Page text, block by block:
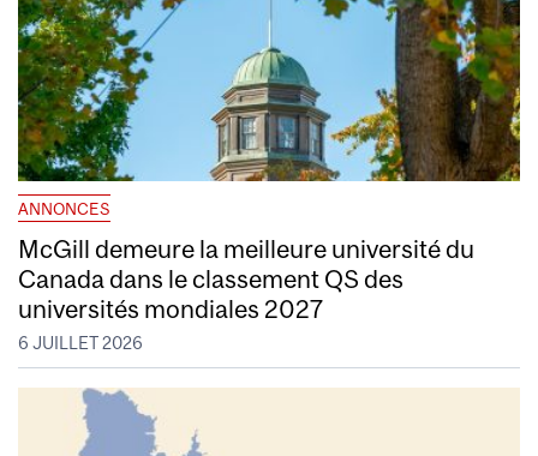
ANNONCES
McGill demeure la meilleure université du
Canada dans le classement QS des
universités mondiales 2027
6 JUILLET 2026